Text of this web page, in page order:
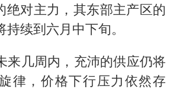
绝对主力，其东部主产区的
续到六月中下旬。
来几周内，充沛的供应仍将
律，价格下行压力依然存